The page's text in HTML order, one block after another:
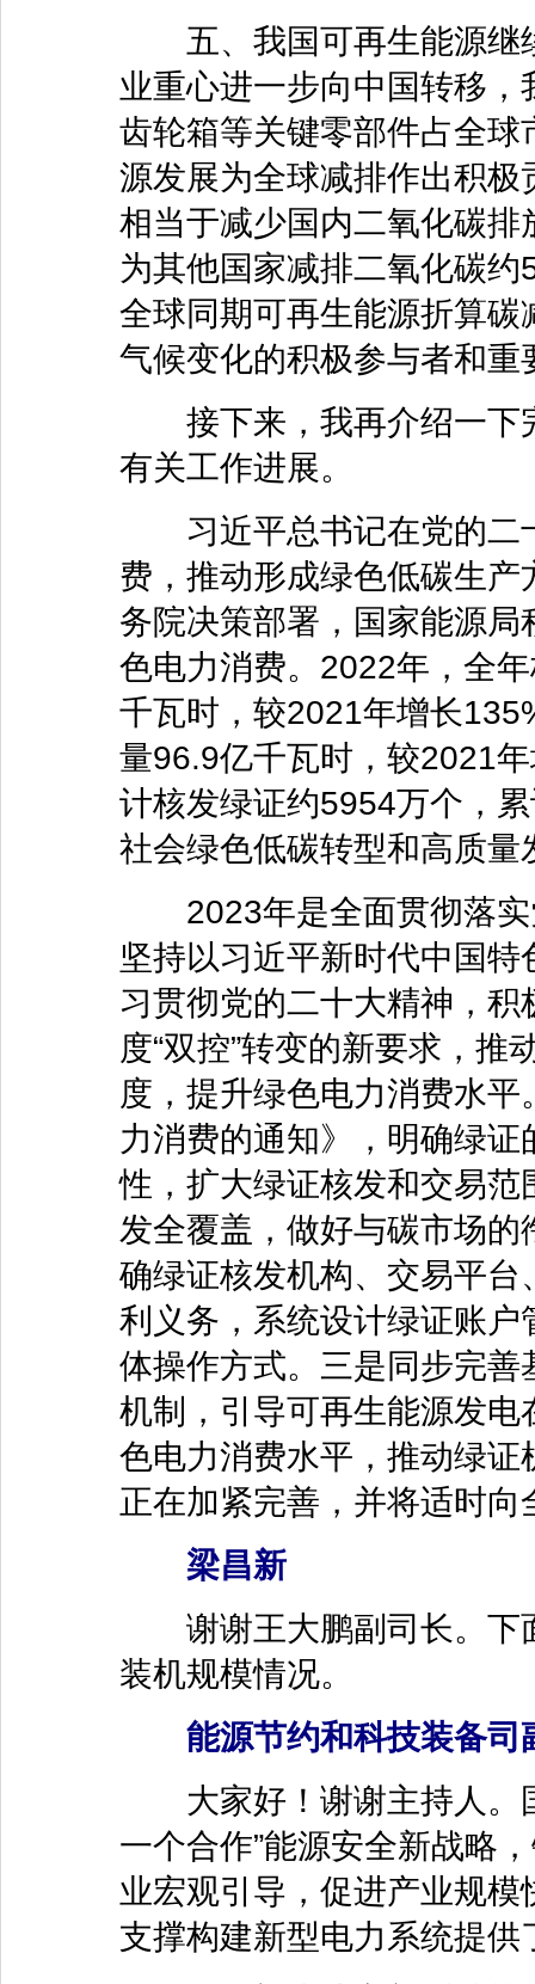
五、我国可再生能源继
业重心进一步向中国转移
齿轮箱等关键零部件占全
源发展为全球减排作出积
相当于减少国内二氧化碳
为其他国家减排二氧化碳
全球同期可再生能源折算
气候变化的积极参与者和重
接下来，我再介绍一下
有关工作进展。
习近平总书记在党的二
费，推动形成绿色低碳生
务院决策部署，国家能源
色电力消费。2022年，全
千瓦时，较2021年增长
量96.9亿千瓦时，较2021
计核发绿证约5954万个，
社会绿色低碳转型和高质量
2023年是全面贯彻落实
坚持以习近平新时代中国
习贯彻党的二十大精神，积
度“双控”转变的新要求，
度，提升绿色电力消费水
力消费的通知》，明确绿
性，扩大绿证核发和交易
发全覆盖，做好与碳市场
确绿证核发机构、交易平
利义务，系统设计绿证账
体操作方式。三是同步完
机制，引导可再生能源发
色电力消费水平，推动绿
正在加紧完善，并将适时
梁昌新
谢谢王大鹏副司长。下
装机规模情况。
能源节约和科技装备司
大家好！谢谢主持人。
一个合作”能源安全新战略
业宏观引导，促进产业规
支撑构建新型电力系统提供